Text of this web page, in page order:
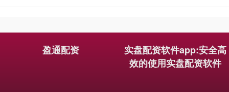
盈通配资
实盘配资软件app:安全高
效的使用实盘配资软件